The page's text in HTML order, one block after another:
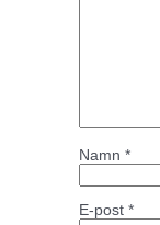
Namn *
E-post *